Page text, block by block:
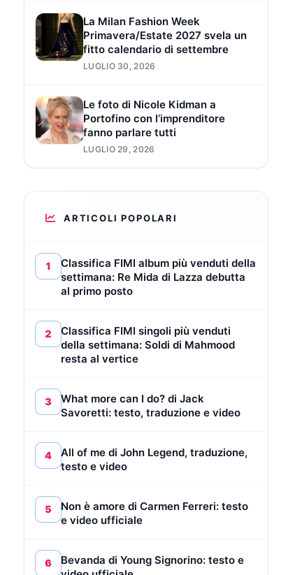
La Milan Fashion Week
Primavera/Estate 2027 svela un
fitto calendario di settembre
LUGLIO 30, 2026
Le foto di Nicole Kidman a
Portofino con l’imprenditore
fanno parlare tutti
LUGLIO 29, 2026
ARTICOLI POPOLARI
1
Classifica FIMI album più venduti della
settimana: Re Mida di Lazza debutta
al primo posto
2
Classifica FIMI singoli più venduti
della settimana: Soldi di Mahmood
resta al vertice
3
What more can I do? di Jack
Savoretti: testo, traduzione e video
4
All of me di John Legend, traduzione,
testo e video
5
Non è amore di Carmen Ferreri: testo
e video ufficiale
6
Bevanda di Young Signorino: testo e